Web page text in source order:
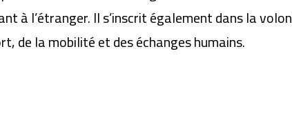
à l’étranger. Il s’inscrit également dans la
de la mobilité et des échanges humains.